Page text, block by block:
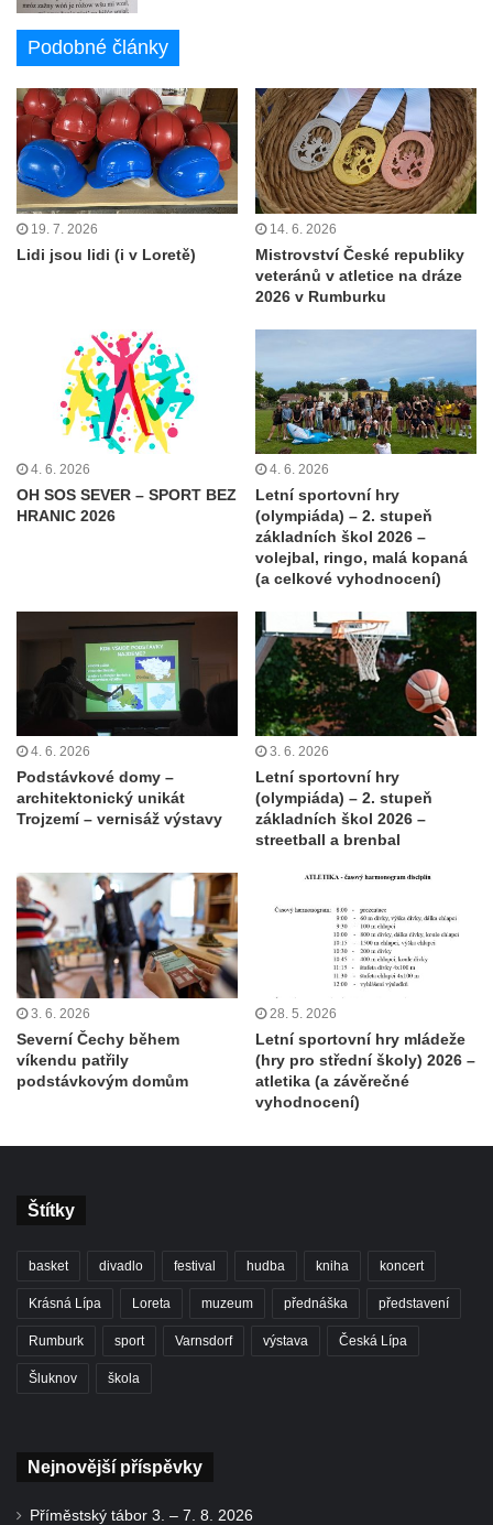
Podobné články
19. 7. 2026
Lidi jsou lidi (i v Loretě)
14. 6. 2026
Mistrovství České republiky
veteránů v atletice na dráze
2026 v Rumburku
4. 6. 2026
OH SOS SEVER – SPORT BEZ
HRANIC 2026
4. 6. 2026
Letní sportovní hry
(olympiáda) – 2. stupeň
základních škol 2026 –
volejbal, ringo, malá kopaná
(a celkové vyhodnocení)
4. 6. 2026
Podstávkové domy –
architektonický unikát
Trojzemí – vernisáž výstavy
3. 6. 2026
Letní sportovní hry
(olympiáda) – 2. stupeň
základních škol 2026 –
streetball a brenbal
3. 6. 2026
Severní Čechy během
víkendu patřily
podstávkovým domům
28. 5. 2026
Letní sportovní hry mládeže
(hry pro střední školy) 2026 –
atletika (a závěrečné
vyhodnocení)
Štítky
basket divadlo festival hudba kniha koncert
Krásná Lípa Loreta muzeum přednáška představení
Rumburk sport Varnsdorf výstava Česká Lípa
Šluknov škola
Nejnovější příspěvky
Příměstský tábor 3. – 7. 8. 2026